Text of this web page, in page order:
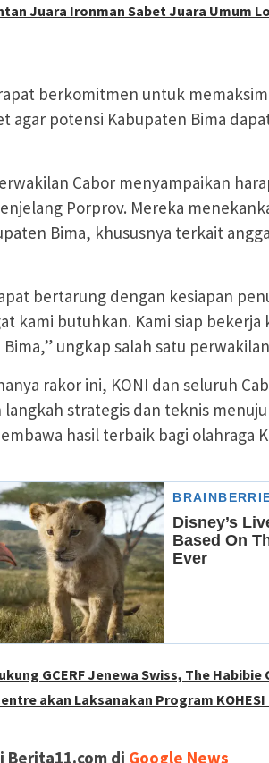
Juara Ironman Sabet Juara Umum
berkomitmen untuk
agar potensi Kabupaten Bima
Cabor menyampaikan
Porprov. Mereka
Bima, khususnya terkait
bertarung dengan kesiapan
kami butuhkan. Kami siap
ungkap salah satu
rakor ini, KONI dan seluruh
strategis dan teknis
hasil terbaik bagi olahraga
GCERF Jenewa Swiss, The Habibie
akan Laksanakan Program
di Google News